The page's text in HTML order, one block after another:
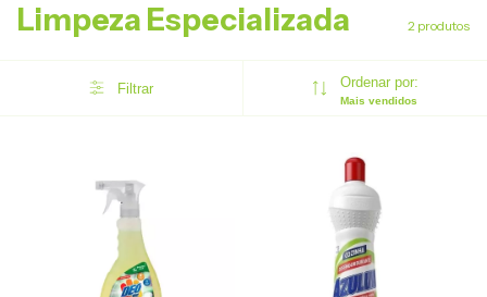
Limpeza Especializada 2 produtos
Filtrar Ordenar por:
Mais vendidos